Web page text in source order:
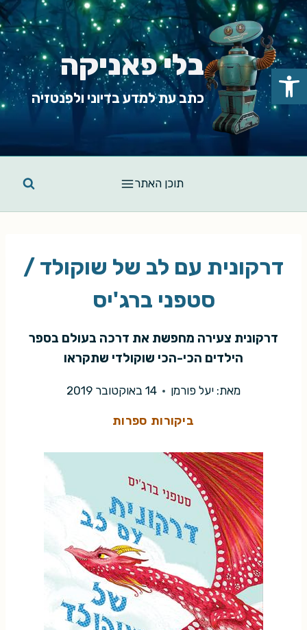
Skip
to
content
בלי פאניקה
כתב עת למדע בדיוני ולפנטזיה
תוכן האתר
דרקונית עם לב של שוקולד /
סטפני ברג'יס
דרקונית צעירה מחפשת את דרכה בעולם בספר
הילדים הכי-הכי שוקולדי שתקראו
מאת: יעל פורמן 14 באוקטובר 2019
ביקורות ספרות
פתח סרגל נגישות